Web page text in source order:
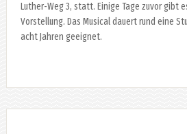
Luther-Weg 3, statt. Einige Tage zuvor gibt
Vorstellung. Das Musical dauert rund eine
acht Jahren geeignet.